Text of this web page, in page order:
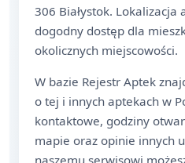
306 Białystok. Lokalizacja
dogodny dostęp dla
okolicznych miejscowości.
W bazie Rejestr Aptek
o tej i innych aptekach w
kontaktowe, godziny
mapie oraz opinie innych
naszemu serwisowi